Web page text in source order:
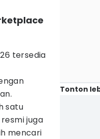
tersedia
satu
juga
mencari
Tonton